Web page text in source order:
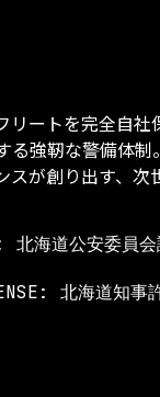
リートを完全自社
る強靭な警備体制
スが創り出す、次
北海道公安委員
北海道知事